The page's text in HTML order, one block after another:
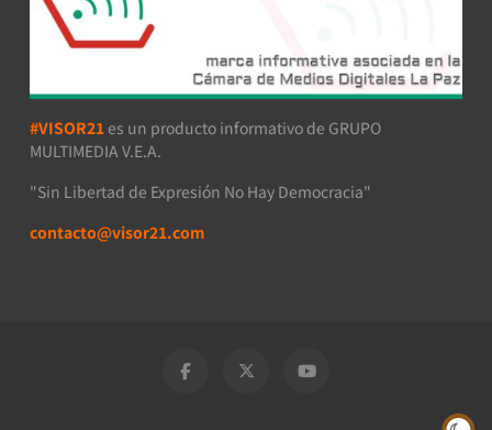
#VISOR21 es un producto informativo de GRUPO
MULTIMEDIA V.E.A.
"Sin Libertad de Expresión No Hay Democracia"
contacto@visor21.com